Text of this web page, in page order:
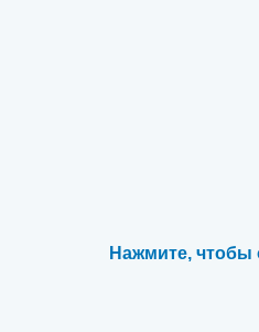
Нажмите, чтобы